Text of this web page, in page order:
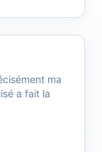
ma
a fait la